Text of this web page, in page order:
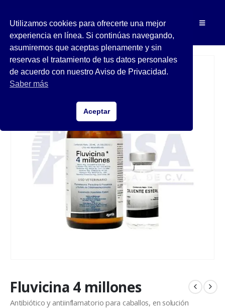
Fluvicina 4 millones
Antibiótico y antiinflamatorio para caballos, en solución
Utilizamos cookies para ofrecerte una mejor
experiencia en línea. Si continúas navegando,
asumiremos que aceptas plenamente y sin
reservas el tratamiento de tus datos personales
de acuerdo con nuestro Aviso de Privacidad.
Saber más
Aceptar